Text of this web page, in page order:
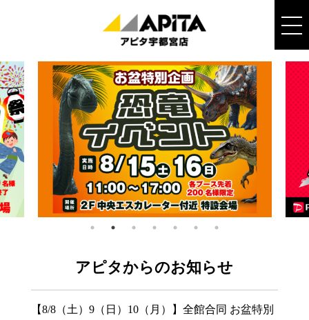
アピタからのお知らせ
【8/8（土）9（日）10（月）】全館合同 お盆特別